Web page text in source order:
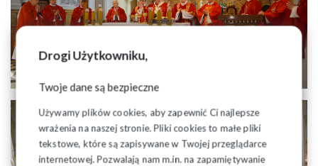
Drogi Użytkowniku,
Twoje dane są bezpieczne
Używamy plików cookies, aby zapewnić Ci najlepsze
wrażenia na naszej stronie. Pliki cookies to małe pliki
tekstowe, które są zapisywane w Twojej przeglądarce
internetowej. Pozwalają nam m.in. na zapamiętywanie